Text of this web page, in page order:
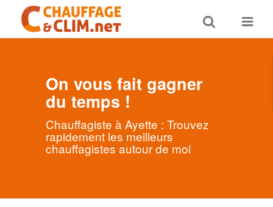
Toggle
search
Toggle
On vous fait gagner
du temps !
Chauffagiste à Ayette : Trouvez
rapidement les meilleurs
chauffagistes autour de moi